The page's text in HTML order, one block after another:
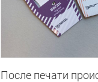
После печати